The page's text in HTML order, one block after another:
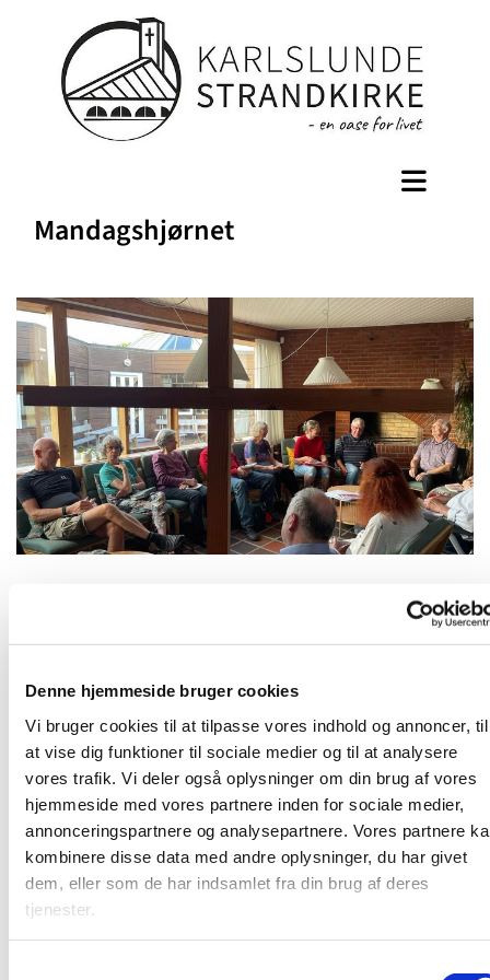
Denne hjemmeside bruger cookies
Vi bruger cookies til at tilpasse vores indhold og annoncer, til
at vise dig funktioner til sociale medier og til at analysere
vores trafik. Vi deler også oplysninger om din brug af vores
hjemmeside med vores partnere inden for sociale medier,
annonceringspartnere og analysepartnere. Vores partnere
kombinere disse data med andre oplysninger, du har givet
dem, eller som de har indsamlet fra din brug af deres
tjenester.
Mandagshjørnet
Karlslunde Strandkirke
Mandagshjørnet er en åben gruppe, der mødes mandag
aften til spisning, bibelstudie i grupper og hyggeligt
samvær. Alle er velkomne. Læs mereHER